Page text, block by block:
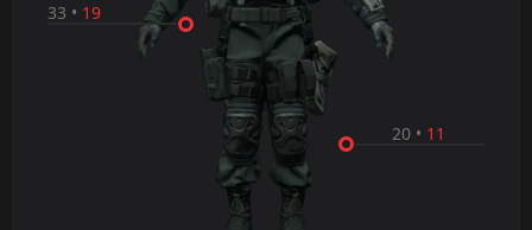
20 • 11
33 • 19